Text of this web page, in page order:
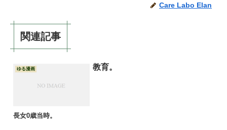
Care Labo Elan
関連記事
ゆる漫画 教育。
長女0歳当時。